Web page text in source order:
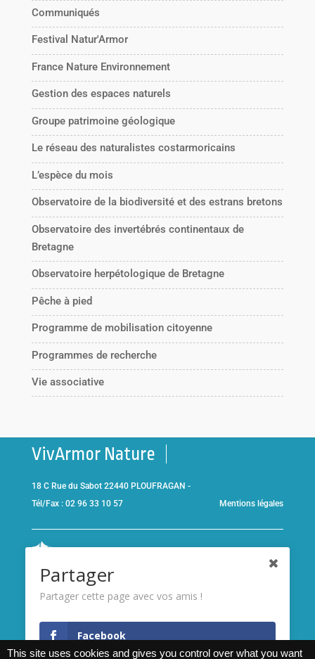
Communiqués
Festival Natur'Armor
France Nature Environnement
Gestion des espaces naturels
Groupe patrimoine géologique
Le réseau des naturalistes costarmoricains
L’espèce du mois
Observatoire de la biodiversité et des estrans bretons
Observatoire des invertébrés continentaux de
Bretagne
Observatoire herpétologique de Bretagne
Pêche à pied
Programme de mobilisation citoyenne
Programmes de recherche
Vie associative
VivArmor Nature
18 C Rue du Sabot 22440 PLOUFRAGAN -
Tél/Fax : 02 96 33 10 57
Mentions légales
Brieucet adhérent de l’association
France Nature
Partager
Partager cette page avec vos amis !
Facebook
This site uses cookies and gives you control over what you want